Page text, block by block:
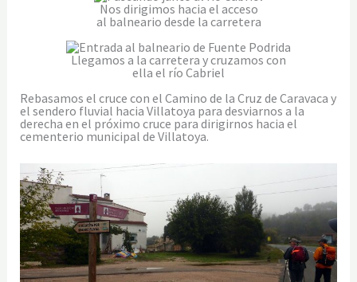
Nos dirigimos hacia el acceso
al balneario desde la carretera
Llegamos a la carretera y cruzamos con
ella el río Cabriel
Rebasamos el cruce con el Camino de la Cruz de Caravaca y
el sendero fluvial hacia Villatoya para desviarnos a la
derecha en el próximo cruce para dirigirnos hacia el
cementerio municipal de Villatoya.